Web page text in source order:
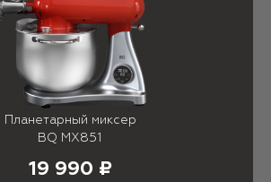
Планетарный миксер
BQ MX851
19 990 ₽